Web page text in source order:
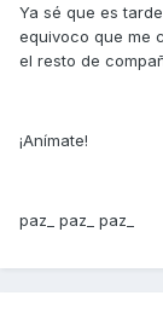
Ya sé que es
equivoco que me
el resto de
¡Anímate!
paz_ paz_ paz_